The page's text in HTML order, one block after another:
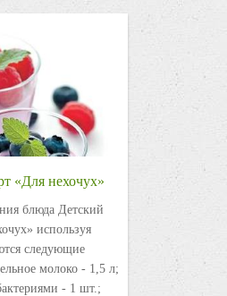
«Для нехочух»
блюда Детский
используя
следующие
молоко - 1,5 л;
- 1 шт.;